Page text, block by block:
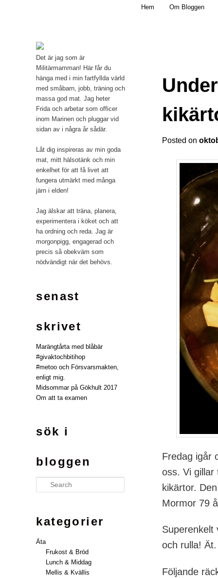
Mamma, militär och märkbart obekväm
Hem Om Bloggen
Posted on
Fredag igår
oss. Vi gillar
kikärtor.
Mormor 79
Superenkelt
och rulla! Ät.
Följande
Det är jag som är
Militärmamman! Här får du
hänga med i min fartfyllda värld
med småbarn, jobb, träning och
massa god mat. Jag heter
Frida och arbetar som officer
inom Marinen och pluggar vid
sidan av i några år sådär.
Låt dig inspireras av min goda
mat, mitt hälsotänk och min
enkelhet för att få livet att
fungera utmärkt med många
järn i elden!
Jag älskar att träna, planera,
experimentera i köket och att
ha ordning och reda. Jag är
morgonpigg, engagerad och
precis så obekväm som
nödvändigt när det behövs.
senast
skrivet
Marängtårta med blåbär
#givaktochbitihop
#metoo och Försvarsmakten,
enligt mig.
Midsommar på Gökhult 2017
Om att ta examen
sök i
bloggen
Search
kategorier
Äta
Frukost & Bröd
Lunch & Middag
Mellis & Kvällis